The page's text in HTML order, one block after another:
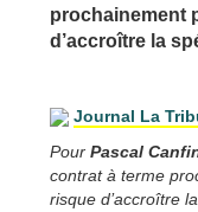
prochainement
d’accroître la
Journal La
Pour Pascal
contrat à terme
risque d’accroître